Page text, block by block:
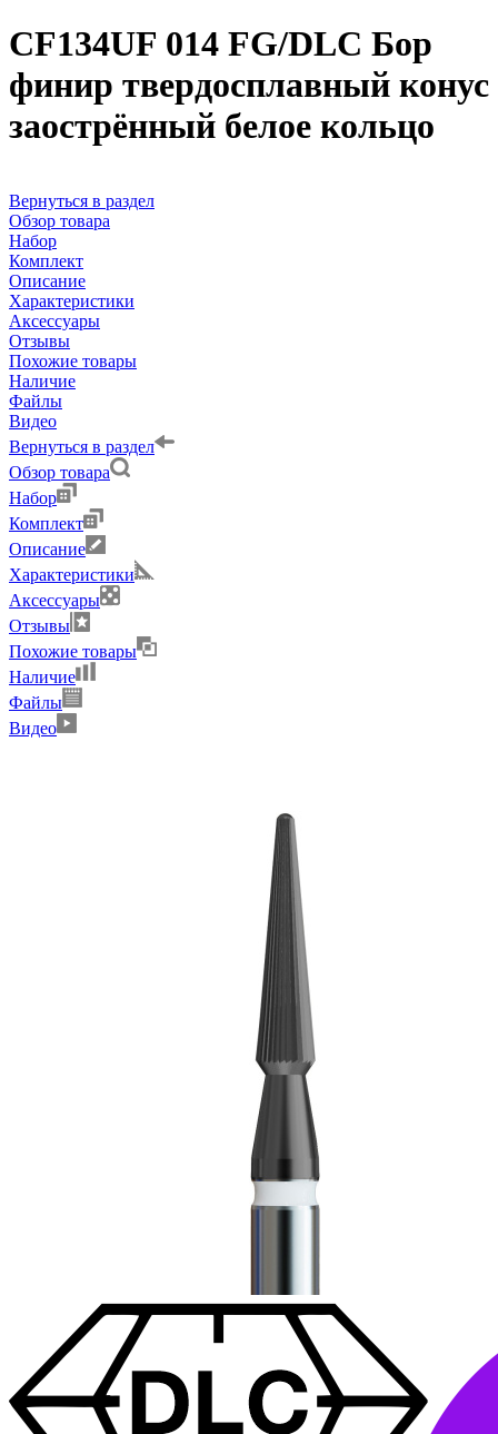
CF134UF 014 FG/DLC Бор
финир твердосплавный конус
заострённый белое кольцо
Вернуться в раздел
Обзор товара
Набор
Комплект
Описание
Характеристики
Аксессуары
Отзывы
Похожие товары
Наличие
Файлы
Видео
Вернуться в раздел
Обзор товара
Набор
Комплект
Описание
Характеристики
Аксессуары
Отзывы
Похожие товары
Наличие
Файлы
Видео